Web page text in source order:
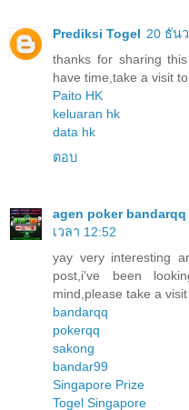
Prediksi Togel 20 ธัน
thanks for sharing
have time,take a visit
Paito HK
keluaran hk
data hk
ตอบ
agen poker
เวลา 12:52
yay very interesting
post,i've been
mind,please take a
bandarqq
pokerqq
sakong
bandar99
Singapore Prize
Togel Singapore